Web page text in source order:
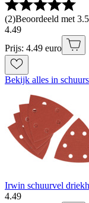
(2)Beoordeeld met
4.49
Prijs: 4.49 euro
Bekijk alles in
Irwin schuurvel
4.49